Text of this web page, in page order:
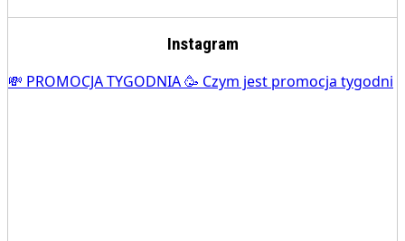
Instagram
💸 PROMOCJA TYGODNIA 🥳 Czym jest promocja tygodni